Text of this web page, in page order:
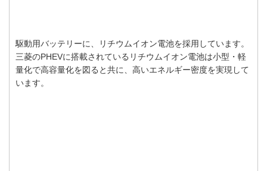
駆動用バッテリーに、リチウムイオン電池を採用しています。
三菱のPHEVに搭載されているリチウムイオン電池は小型・軽
量化で高容量化を図ると共に、高いエネルギー密度を実現して
います。